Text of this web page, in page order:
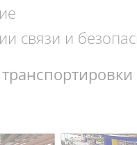
связи и